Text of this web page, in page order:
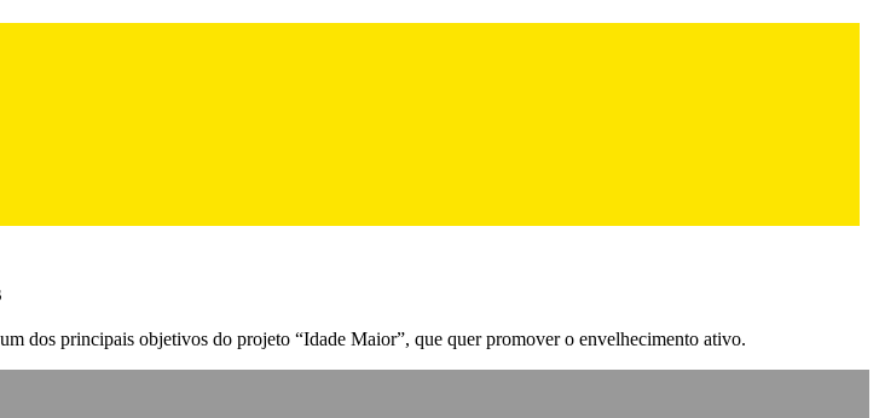
dos principais objetivos do projeto “Idade Maior”, que quer promover o envelhecimento ativo.